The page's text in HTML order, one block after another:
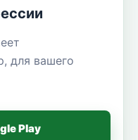
для вашего
Play